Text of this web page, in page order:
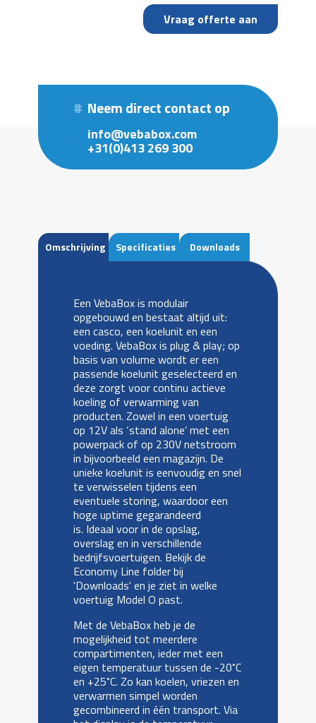
Neem direct contact op
info@vebabox.com
+31(0)413 269 300
Omschrijving Specificaties Downloads
Een VebaBox is modulair
opgebouwd en bestaat altijd uit:
een casco, een koelunit en een
voeding. VebaBox is plug & play; op
basis van volume wordt er een
passende koelunit geselecteerd en
deze zorgt voor continu actieve
koeling of verwarming van
producten. Zowel in een voertuig
op 12V als ‘stand alone’ met een
powerpack of op 230V netstroom
in bijvoorbeeld een magazijn. De
unieke koelunit is eenvoudig en snel
te verwisselen tijdens een
eventuele storing, waardoor een
hoge uptime gegarandeerd
is. Ideaal voor in de opslag,
overslag en in verschillende
bedrijfsvoertuigen. Bekijk de
Economy Line folder bij
'Downloads' en je ziet in welke
voertuig Model O past.
Met de VebaBox heb je de
mogelijkheid tot meerdere
compartimenten, ieder met een
eigen temperatuur tussen de -20˚C
en +25˚C. Zo kan koelen, vriezen en
verwarmen simpel worden
gecombineerd in één transport. Via